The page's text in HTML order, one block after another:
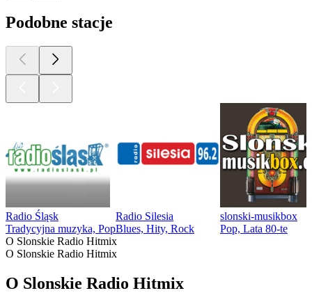
Podobne stacje
Radio Śląsk
Tradycyjna muzyka, Pop
Radio Silesia
Blues, Hity, Rock
slonski-musikbox
Pop, Lata 80-te
O Slonskie Radio Hitmix
O Slonskie Radio Hitmix
O Slonskie Radio Hitmix